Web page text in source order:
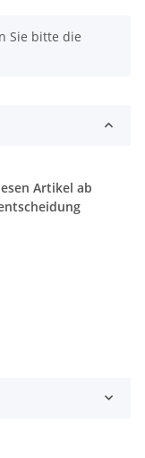
Sie bitte die
Artikel ab